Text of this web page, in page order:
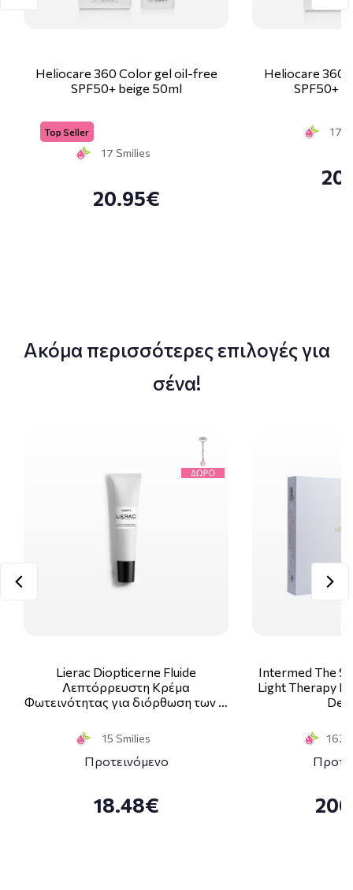
Heliocare 360 Color gel oil-free
SPF50+ beige 50ml
Top Seller
17 Smilies
20.95€
Heliocare 360
SPF50+
17
Ακόμα περισσότερες επιλογές για
σένα!
Lierac Diopticerne Fluide
Λεπτόρρευστη Κρέμα
Φωτεινότητας για διόρθωση των …
15 Smilies
Προτεινόμενο
18.48€
Intermed The
Light Therapy
162